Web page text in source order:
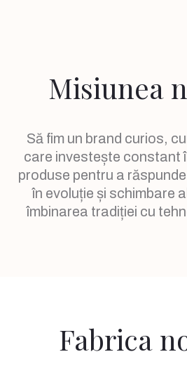
Misiunea
Să fim un brand curios,
care investește constant
produse pentru a
în evoluție și schimbare
îmbinarea tradiției cu
Fabrica